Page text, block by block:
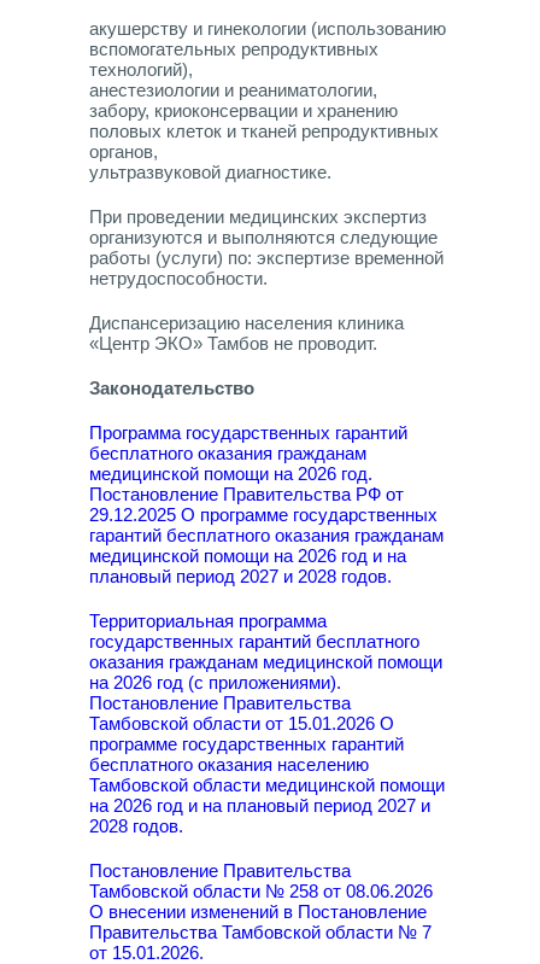
акушерству и гинекологии (использованию
вспомогательных репродуктивных
технологий),
анестезиологии и реаниматологии,
забору, криоконсервации и хранению
половых клеток и тканей репродуктивных
органов,
ультразвуковой диагностике.
При проведении медицинских экспертиз
организуются и выполняются следующие
работы (услуги) по: экспертизе временной
нетрудоспособности.
Диспансеризацию населения клиника
«Центр ЭКО» Тамбов не проводит.
Законодательство
Программа государственных гарантий
бесплатного оказания гражданам
медицинской помощи на 2026 год.
Постановление Правительства РФ от
29.12.2025 О программе государственных
гарантий бесплатного оказания гражданам
медицинской помощи на 2026 год и на
плановый период 2027 и 2028 годов.
Территориальная программа
государственных гарантий бесплатного
оказания гражданам медицинской помощи
на 2026 год (с приложениями).
Постановление Правительства
Тамбовской области от 15.01.2026 О
программе государственных гарантий
бесплатного оказания населению
Тамбовской области медицинской помощи
на 2026 год и на плановый период 2027 и
2028 годов.
Постановление Правительства
Тамбовской области № 258 от 08.06.2026
О внесении изменений в Постановление
Правительства Тамбовской области № 7
от 15.01.2026.